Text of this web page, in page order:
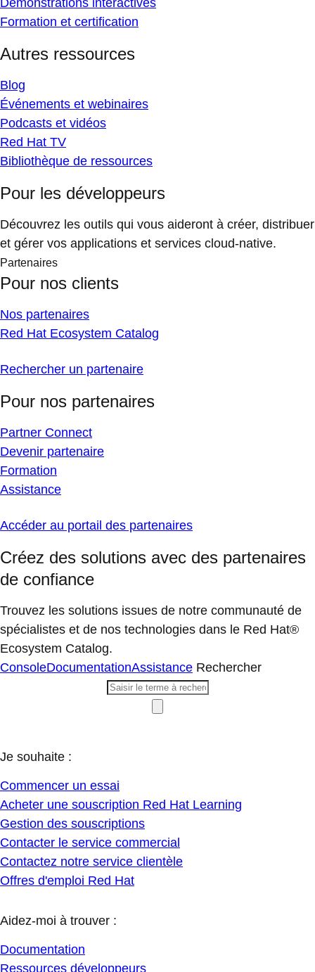
Démonstrations interactives
Formation et certification
Autres ressources
Blog
Événements et webinaires
Podcasts et vidéos
Red Hat TV
Bibliothèque de ressources
Pour les développeurs
Découvrez les outils qui vous aideront à créer, distribuer
et gérer vos applications et services cloud-native.
Partenaires
Pour nos clients
Nos partenaires
Red Hat Ecosystem Catalog
Rechercher un partenaire
Pour nos partenaires
Partner Connect
Devenir partenaire
Formation
Assistance
Accéder au portail des partenaires
Créez des solutions avec des partenaires
de confiance
Trouvez les solutions issues de notre communauté de
spécialistes et de nos technologies dans le Red Hat®
Ecosystem Catalog.
ConsoleDocumentationAssistance Rechercher
Je souhaite :
Commencer un essai
Acheter une souscription Red Hat Learning
Gestion des souscriptions
Contacter le service commercial
Contactez notre service clientèle
Offres d'emploi Red Hat
Aidez-moi à trouver :
Documentation
Ressources développeurs